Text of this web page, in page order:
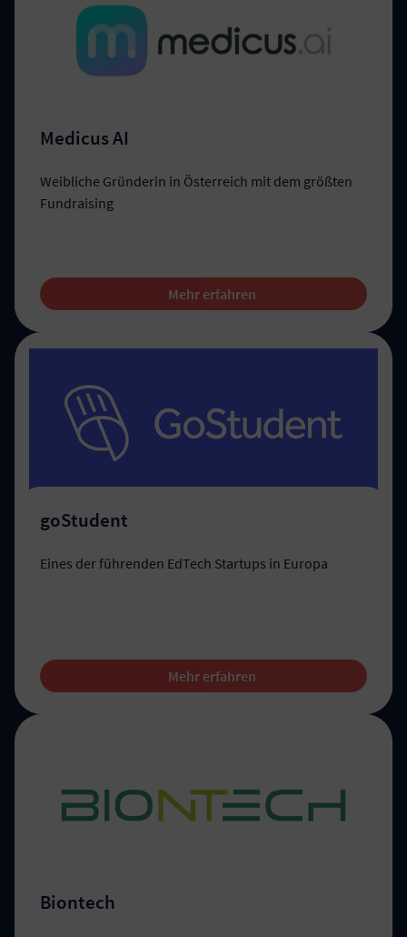
Medicus AI
Weibliche Gründerin in Österreich mit dem größten
Fundraising
Mehr erfahren
goStudent
Eines der führenden EdTech Startups in Europa
Mehr erfahren
Biontech